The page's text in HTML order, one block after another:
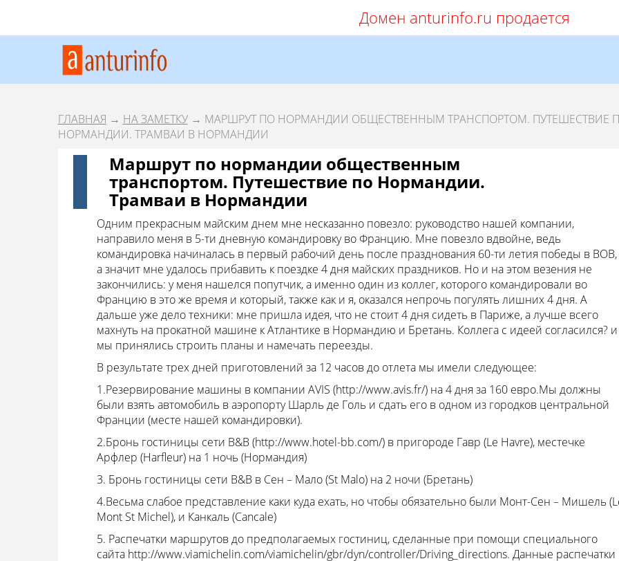
Домен anturinfo.ru продается
ГЛАВНАЯ → НА ЗАМЕТКУ → МАРШРУТ ПО НОРМАНДИИ ОБЩЕСТВЕННЫМ ТРАНСПОРТОМ. ПУТЕШЕСТВИЕ
НОРМАНДИИ. ТРАМВАИ В НОРМАНДИИ
Маршрут по нормандии общественным
транспортом. Путешествие по Нормандии.
Трамваи в Нормандии
Одним прекрасным майским днем мне несказанно повезло: руководство нашей компании,
направило меня в 5-ти дневную командировку во Францию. Мне повезло вдвойне, ведь
командировка начиналась в первый рабочий день после празднования 60-ти летия победы в ВОВ,
а значит мне удалось прибавить к поездке 4 дня майских праздников. Но и на этом везения не
закончились: у меня нашелся попутчик, а именно один из коллег, которого командировали во
Францию в это же время и который, также как и я, оказался непрочь погулять лишних 4 дня. А
дальше уже дело техники: мне пришла идея, что не стоит 4 дня сидеть в Париже, а лучше всего
махнуть на прокатной машине к Атлантике в Нормандию и Бретань. Коллега с идеей согласился? и
мы принялись строить планы и намечать переезды.
В результате трех дней приготовлений за 12 часов до отлета мы имели следующее:
1.Резервирование машины в компании AVIS (http://www.avis.fr/) на 4 дня за 160 евро.Мы должны
были взять автомобиль в аэропорту Шарль де Голь и сдать его в одном из городков центральной
Франции (месте нашей командировки).
2.Бронь гостиницы сети B&B (http://www.hotel-bb.com/) в пригороде Гавр (Le Havre), местечке
Арфлер (Harfleur) на 1 ночь (Нормандия)
3. Бронь гостиницы сети B&B в Сен – Мало (St Malo) на 2 ночи (Бретань)
4.Весьма слабое представление каки куда ехать, но чтобы обязательно были Монт-Сен – Мишель
Mont St Michel), и Канкаль (Cancale)
5. Распечатки маршрутов до предполагаемых гостиниц, сделанные при помощи специального
сайта http://www.viamichelin.com/viamichelin/gbr/dyn/controller/Driving_directions. Данные распечатки